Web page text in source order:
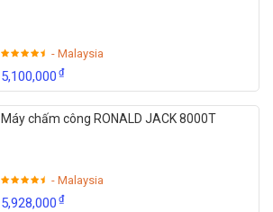
- Malaysia
5,100,000₫
Máy chấm công RONALD JACK 8000T
- Malaysia
5,928,000₫